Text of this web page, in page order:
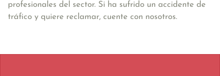
profesionales del sector. Si ha sufrido un accidente de
tráfico y quiere reclamar, cuente con nosotros.